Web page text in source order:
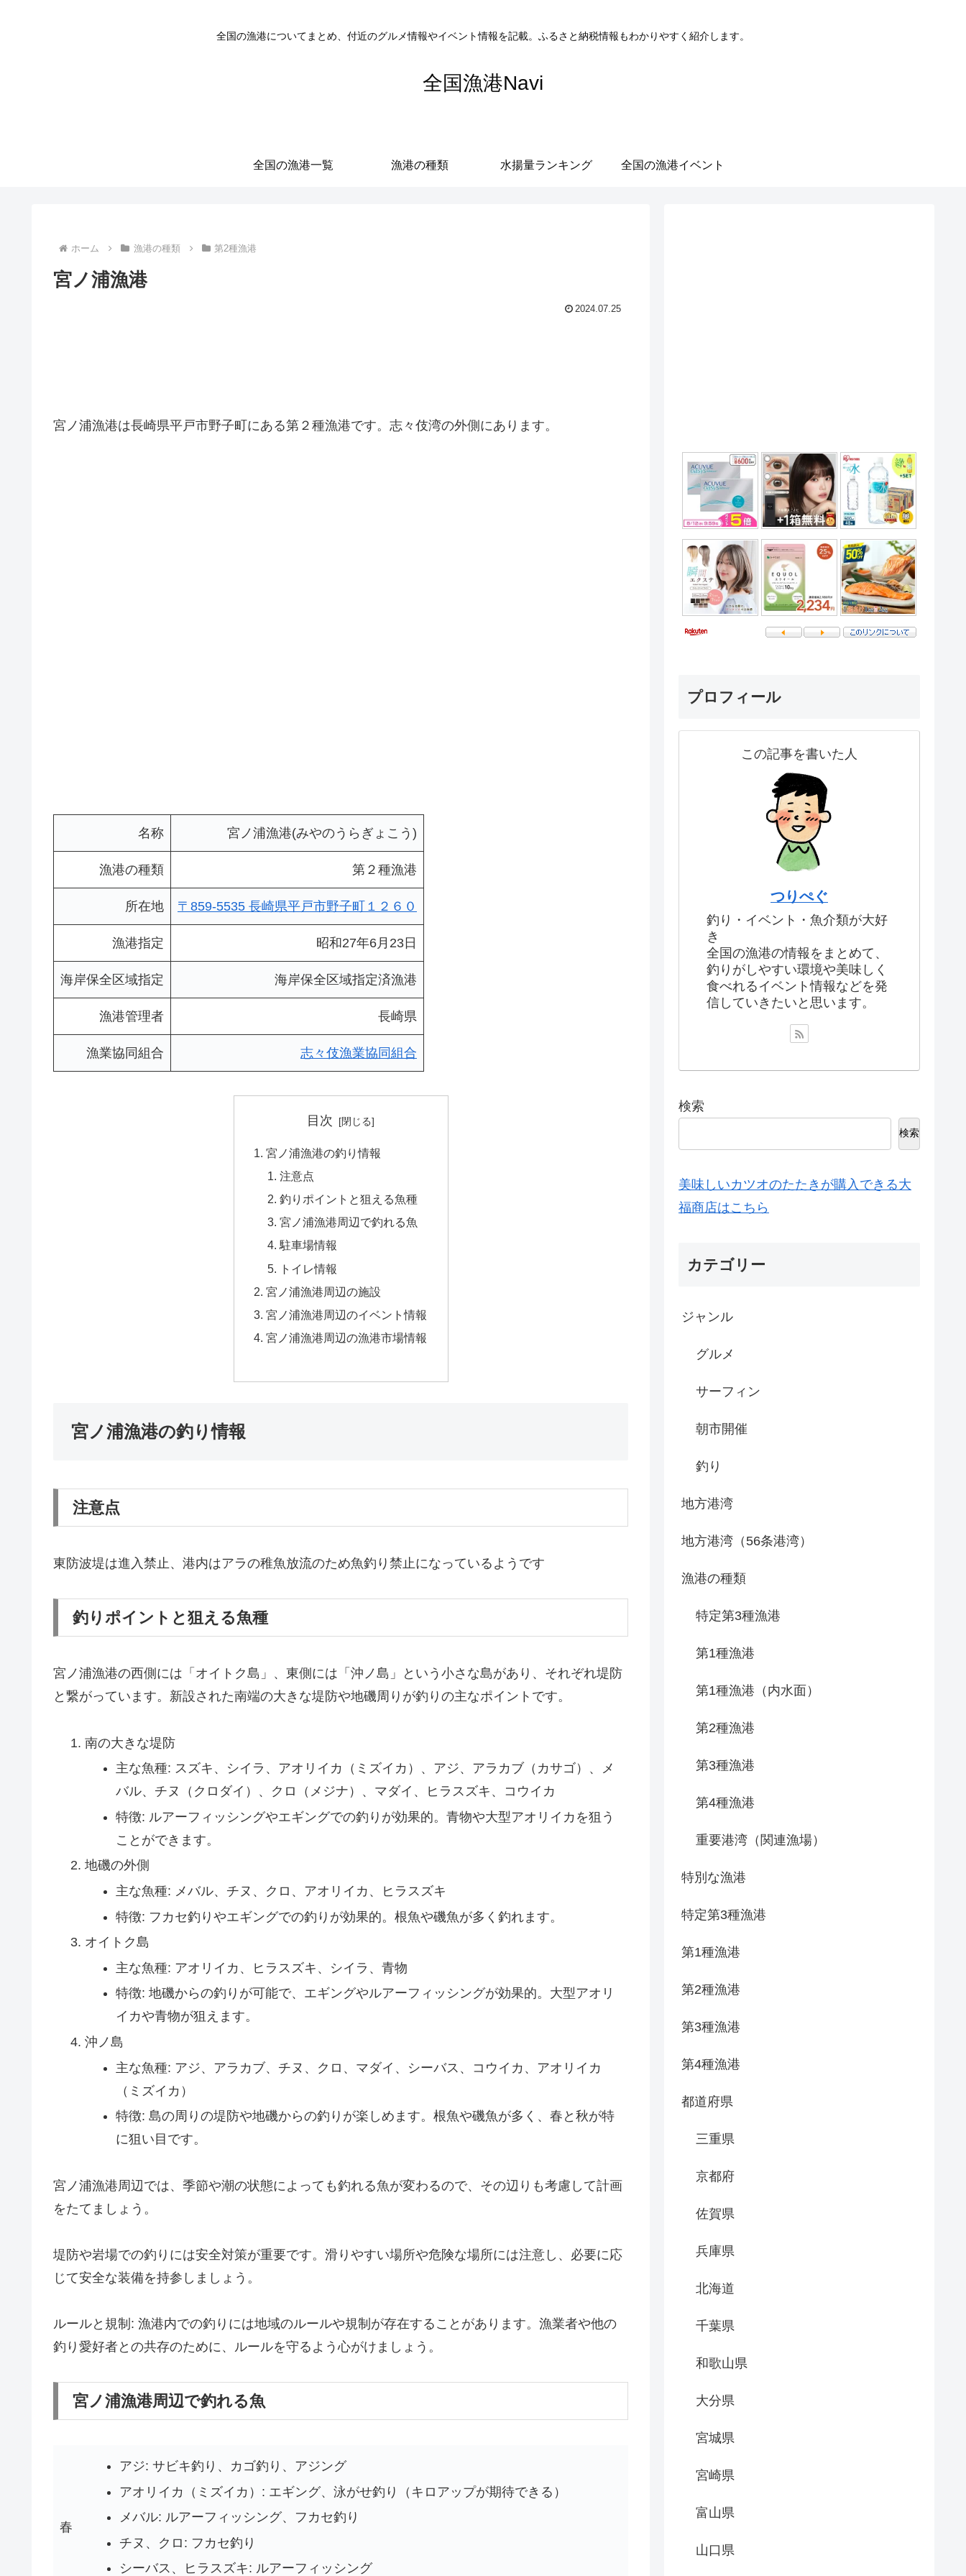
全国の漁港についてまとめ、付近のグルメ情報やイベント情報を記載。ふるさと納税情報もわかりやすく紹介します。
全国漁港Navi
全国の漁港一覧 漁港の種類 水揚量ランキング 全国の漁港イベント
ホーム 漁港の種類 第2種漁港
宮ノ浦漁港
2024.07.25
宮ノ浦漁港は長崎県平戸市野子町にある第２種漁港です。志々伎湾の外側にあります。
名称 宮ノ浦漁港(みやのうらぎょこう)
漁港の種類 第２種漁港
所在地 〒859-5535 長崎県平戸市野子町１２６０
漁港指定 昭和27年6月23日
海岸保全区域指定 海岸保全区域指定済漁港
漁港管理者 長崎県
漁業協同組合 志々伎漁業協同組合
目次
宮ノ浦漁港の釣り情報
注意点
釣りポイントと狙える魚種
宮ノ浦漁港周辺で釣れる魚
駐車場情報
トイレ情報
宮ノ浦漁港周辺の施設
宮ノ浦漁港周辺のイベント情報
宮ノ浦漁港周辺の漁港市場情報
宮ノ浦漁港の釣り情報
注意点
東防波堤は進入禁止、港内はアラの稚魚放流のため魚釣り禁止になっているようです
釣りポイントと狙える魚種
宮ノ浦漁港の西側には「オイトク島」、東側には「沖ノ島」という小さな島があり、それぞれ堤防
と繋がっています。新設された南端の大きな堤防や地磯周りが釣りの主なポイントです。
南の大きな堤防
主な魚種: スズキ、シイラ、アオリイカ（ミズイカ）、アジ、アラカブ（カサゴ）、メ
バル、チヌ（クロダイ）、クロ（メジナ）、マダイ、ヒラスズキ、コウイカ
特徴: ルアーフィッシングやエギングでの釣りが効果的。青物や大型アオリイカを狙う
ことができます。
地磯の外側
主な魚種: メバル、チヌ、クロ、アオリイカ、ヒラスズキ
特徴: フカセ釣りやエギングでの釣りが効果的。根魚や磯魚が多く釣れます。
オイトク島
主な魚種: アオリイカ、ヒラスズキ、シイラ、青物
特徴: 地磯からの釣りが可能で、エギングやルアーフィッシングが効果的。大型アオリ
イカや青物が狙えます。
沖ノ島
主な魚種: アジ、アラカブ、チヌ、クロ、マダイ、シーバス、コウイカ、アオリイカ
（ミズイカ）
特徴: 島の周りの堤防や地磯からの釣りが楽しめます。根魚や磯魚が多く、春と秋が特
に狙い目です。
宮ノ浦漁港周辺では、季節や潮の状態によっても釣れる魚が変わるので、その辺りも考慮して計画
をたてましょう。
堤防や岩場での釣りには安全対策が重要です。滑りやすい場所や危険な場所には注意し、必要に応
じて安全な装備を持参しましょう。
ルールと規制: 漁港内での釣りには地域のルールや規制が存在することがあります。漁業者や他の
釣り愛好者との共存のために、ルールを守るよう心がけましょう。
宮ノ浦漁港周辺で釣れる魚
春
アジ: サビキ釣り、カゴ釣り、アジング
アオリイカ（ミズイカ）: エギング、泳がせ釣り（キロアップが期待できる）
メバル: ルアーフィッシング、フカセ釣り
チヌ、クロ: フカセ釣り
シーバス、ヒラスズキ: ルアーフィッシング
プロフィール
この記事を書いた人
つりぺぐ
釣り・イベント・魚介類が大好
き
全国の漁港の情報をまとめて、
釣りがしやすい環境や美味しく
食べれるイベント情報などを発
信していきたいと思います。
検索
検索
美味しいカツオのたたきが購入できる大
福商店はこちら
カテゴリー
ジャンル
グルメ
サーフィン
朝市開催
釣り
地方港湾
地方港湾（56条港湾）
漁港の種類
特定第3種漁港
第1種漁港
第1種漁港（内水面）
第2種漁港
第3種漁港
第4種漁港
重要港湾（関連漁場）
特別な漁港
特定第3種漁港
第1種漁港
第2種漁港
第3種漁港
第4種漁港
都道府県
三重県
京都府
佐賀県
兵庫県
北海道
千葉県
和歌山県
大分県
宮城県
宮崎県
富山県
山口県